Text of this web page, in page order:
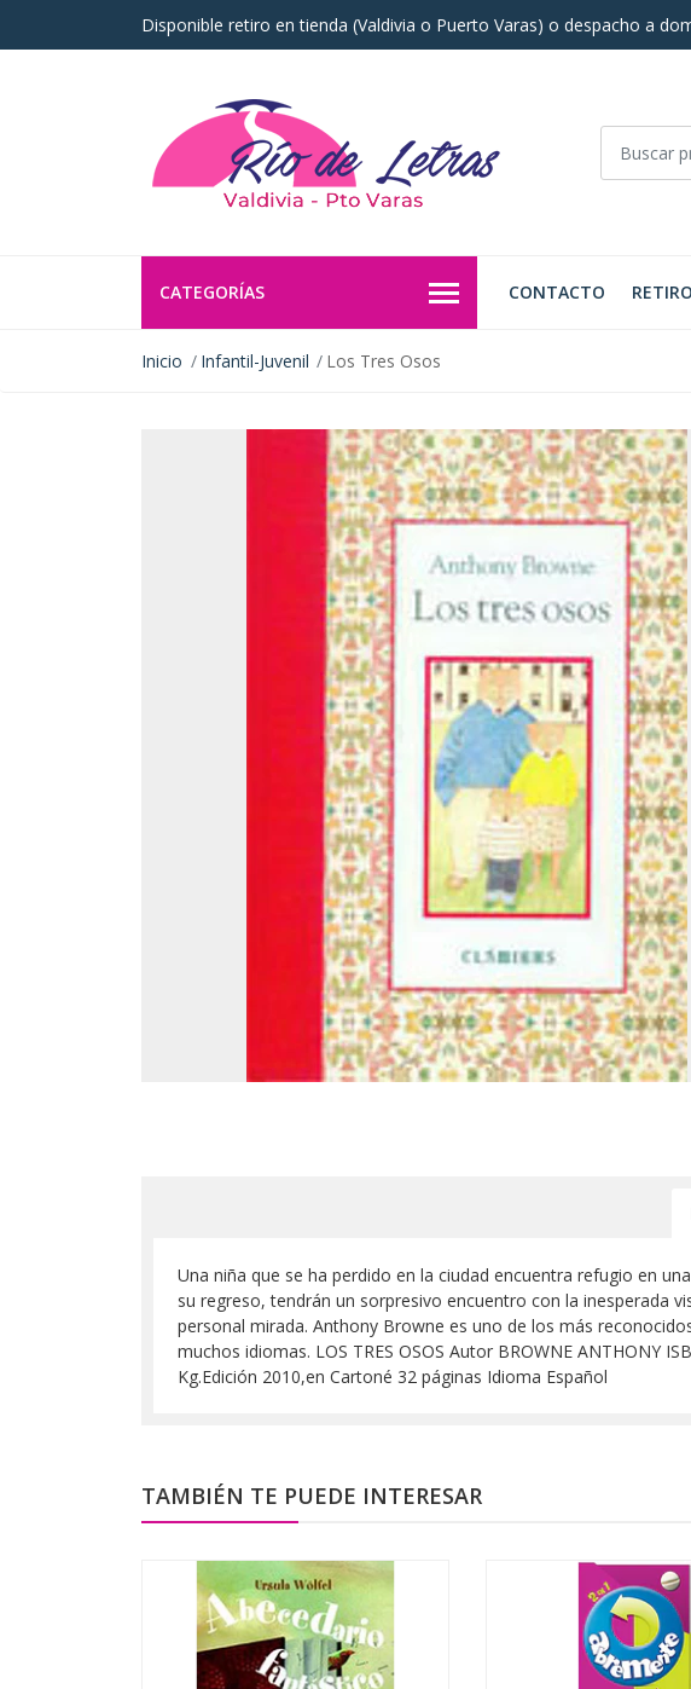
Disponible retiro en tienda (Valdivia o Puerto Varas) o despacho a
CATEGORÍAS CONTACTO
Inicio Infantil-Juvenil Los Tres Osos
Una niña que se ha perdido en la ciudad encuentra refugio en
su regreso, tendrán un sorpresivo encuentro con la inesperada
personal mirada. Anthony Browne es uno de los más
muchos idiomas. LOS TRES OSOS Autor BROWNE ANTHONY
Kg.Edición 2010,en Cartoné 32 páginas Idioma Español
TAMBIÉN TE PUEDE INTERESAR